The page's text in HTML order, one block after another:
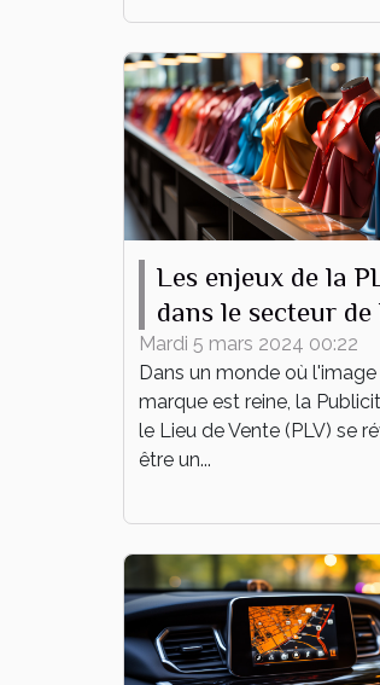
Les enjeux de la
dans le secteur de
mode
Mardi 5 mars 2024 00:22
Dans un monde où
marque est reine, la
le Lieu de Vente (PLV) se
être un...